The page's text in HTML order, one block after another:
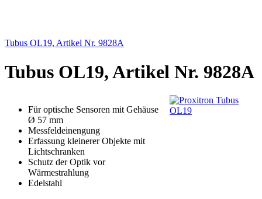
Tubus OL19, Artikel Nr. 9828A
Tubus OL19, Artikel Nr. 9828A
Für optische Sensoren mit Gehäuse
Ø 57 mm
Messfeldeinengung
Erfassung kleinerer Objekte mit
Lichtschranken
Schutz der Optik vor
Wärmestrahlung
Edelstahl